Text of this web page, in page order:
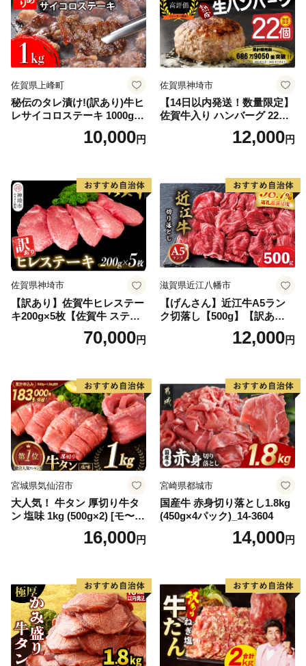
佐賀県上峰町
秘伝のタレ漬け!(訳あり)牛ヒ
レサイコロステーキ 1000g
10,000円
佐賀県神埼市
【14日以内発送！数量限定】
佐賀牛入り ハンバーグ 22個
2.6kg(120g×22個)【佐賀牛
黒毛和牛 ブランド牛 九州 ハ
気】(H083106)
12,000円
佐賀県神埼市
【訳あり】佐賀牛ヒレステー
キ200g×5枚【佐賀牛 ステー
キ ブランド肉 ヒレ肉 フィレ
肉 ジューシー ヘルシー】(H0
70,000円
滋賀県近江八幡市
【げんさん】近江牛A5ラン
ク切落し【500g】【訳あり】
12,000円
宮城県気仙沼市
大人気！ 牛タン 厚切り牛タ
ン 塩味 1kg (500g×2) [モ〜ラ
ンド 宮城県 気仙沼市 205646
60] 肉 牛肉 精肉 牛たん 牛タ
厚切り タン
16,000円
宮崎県都城市
国産牛 赤身切り落とし1.8kg
(450g×4パック)_14-3604
14,000円